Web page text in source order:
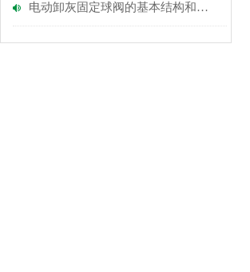
电动卸灰固定球阀的基本结构和使用方法